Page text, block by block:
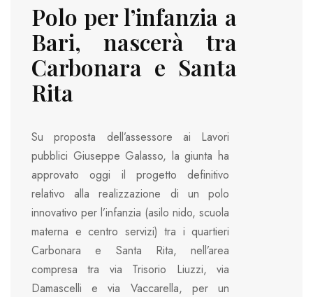
Polo per l’infanzia a
Bari, nascerà tra
Carbonara e Santa
Rita
Su proposta dell’assessore ai Lavori
pubblici Giuseppe Galasso, la giunta ha
approvato oggi il progetto definitivo
relativo alla realizzazione di un polo
innovativo per l’infanzia (asilo nido, scuola
materna e centro servizi) tra i quartieri
Carbonara e Santa Rita, nell’area
compresa tra via Trisorio Liuzzi, via
Damascelli e via Vaccarella, per un